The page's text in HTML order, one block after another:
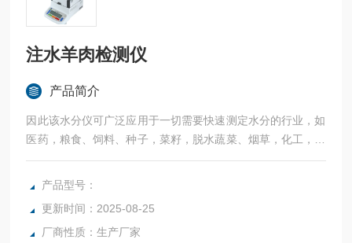
注水羊肉检测仪
产品简介
因此该水分仪可广泛应用于一切需要快速测定水分的行业，如
医药，粮食、饲料、种子，菜籽，脱水蔬菜、烟草，化工，茶
叶，食品、肉类以及纺织，农林、造纸、橡胶、塑胶、纺织等
行业中的实验室与生产过程中。同时满足固体、颗粒、粉末、
司始终立志于为用户提供多用途，多性能的高质量产品，为您
打造快速，准确，物超所值的水分测定仪**。
产品型号：
更新时间：2025-08-25
厂商性质：生产厂家